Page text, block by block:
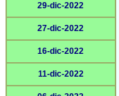
29-dic-2022
27-dic-2022
16-dic-2022
11-dic-2022